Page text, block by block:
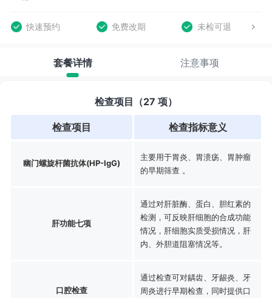
快速预约 免费改期 未检可退
套餐详情 注意事项
检查项目（27 项）
检查项目 检查指标意义
幽门螺旋杆菌抗体(HP-IgG)
主要用于胃炎、胃溃疡、胃肿瘤
的早期筛查 。
肝功能七项
通过对肝脏酶、蛋白、胆红素的
检测，可反映肝细胞的合成功能
情况，肝细胞实质受损情况，肝
内、外胆道阻塞情况等。
口腔检查
通过检查可对龋齿、牙龈炎、牙
周炎进行早期检查，同时提供口